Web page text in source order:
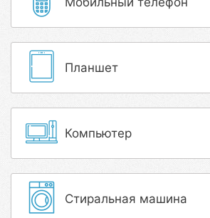
Планшет
Компьютер
Стиральная машина